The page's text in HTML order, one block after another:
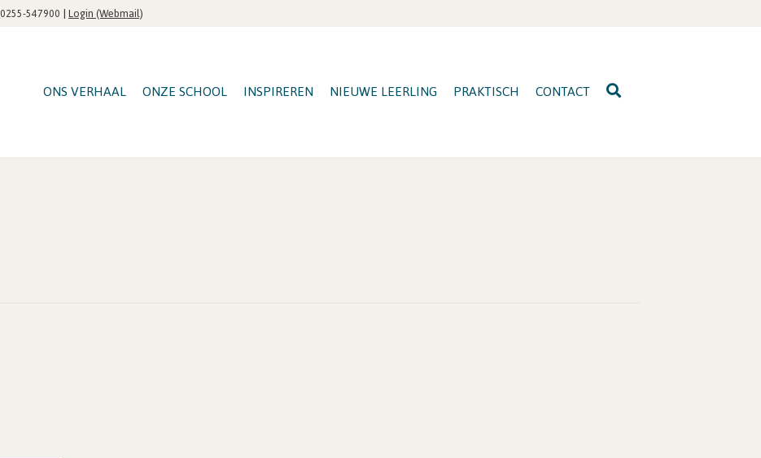
0255-547900 |Login (Webmail)
ONS VERHAAL ONZE SCHOOL INSPIREREN NIEUWE LEERLING PRAKTISCH CONTACT